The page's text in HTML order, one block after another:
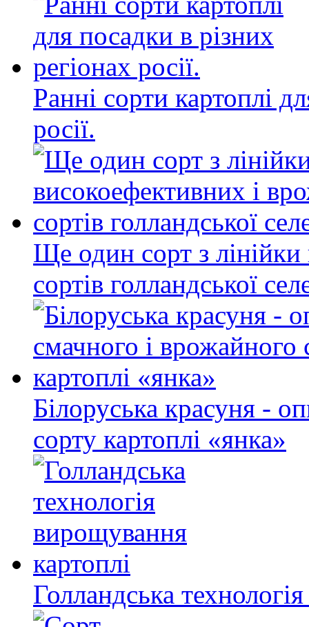
Ранні сорти картоплі
росії.
Ще один сорт з
сортів голландської
Білоруська красуня -
сорту картоплі «янка»
Голландська